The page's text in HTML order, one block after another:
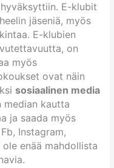
E-klubit
jäseniä, myös
E-klubien
on
myös
ovat näin
sosiaalinen media
median kautta
ja saada myös
Instagram,
ole enää mahdollista